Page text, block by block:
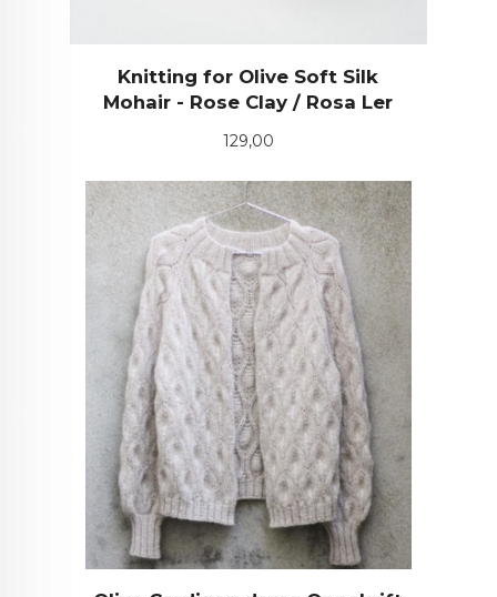
Knitting for Olive Soft Silk
Mohair - Rose Clay / Rosa Ler
Pris
129,00